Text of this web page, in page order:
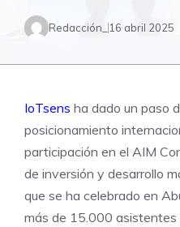
Redacción_ 16 abril 2025
IoTsens ha dado un paso
posicionamiento
participación en el AIM
de inversión y desarrollo
que se ha celebrado en
más de 15.000